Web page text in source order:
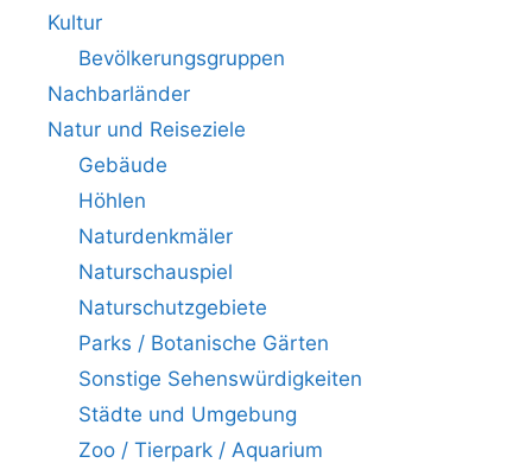
Kultur
Bevölkerungsgruppen
Nachbarländer
Natur und Reiseziele
Gebäude
Höhlen
Naturdenkmäler
Naturschauspiel
Naturschutzgebiete
Parks / Botanische Gärten
Sonstige Sehenswürdigkeiten
Städte und Umgebung
Zoo / Tierpark / Aquarium